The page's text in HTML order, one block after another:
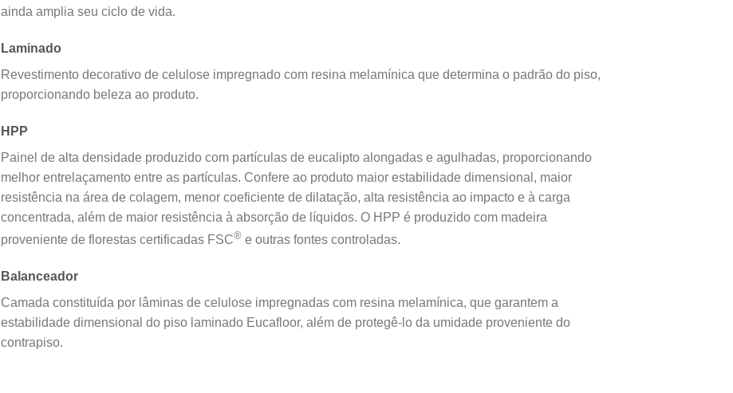
ainda amplia seu ciclo de vida.
Laminado
Revestimento decorativo de celulose impregnado com resina melamínica que determina o padrão do piso,
proporcionando beleza ao produto.
HPP
Painel de alta densidade produzido com partículas de eucalipto alongadas e agulhadas, proporcionando
melhor entrelaçamento entre as partículas. Confere ao produto maior estabilidade dimensional, maior
resistência na área de colagem, menor coeficiente de dilatação, alta resistência ao impacto e à carga
concentrada, além de maior resistência à absorção de líquidos. O HPP é produzido com madeira
proveniente de florestas certificadas FSC® e outras fontes controladas.
Balanceador
Camada constituída por lâminas de celulose impregnadas com resina melamínica, que garantem a
estabilidade dimensional do piso laminado Eucafloor, além de protegê-lo da umidade proveniente do
contrapiso.